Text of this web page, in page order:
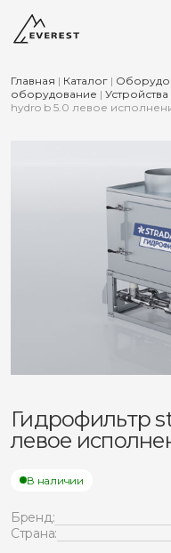
Главная | Каталог |
оборудование |
hydro b 5.0 левое
Гидрофильтр
левое
В наличии
Бренд:
Страна: